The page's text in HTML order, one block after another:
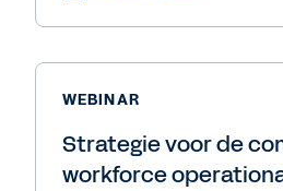
WEBINAR
Strategie voor de
workforce